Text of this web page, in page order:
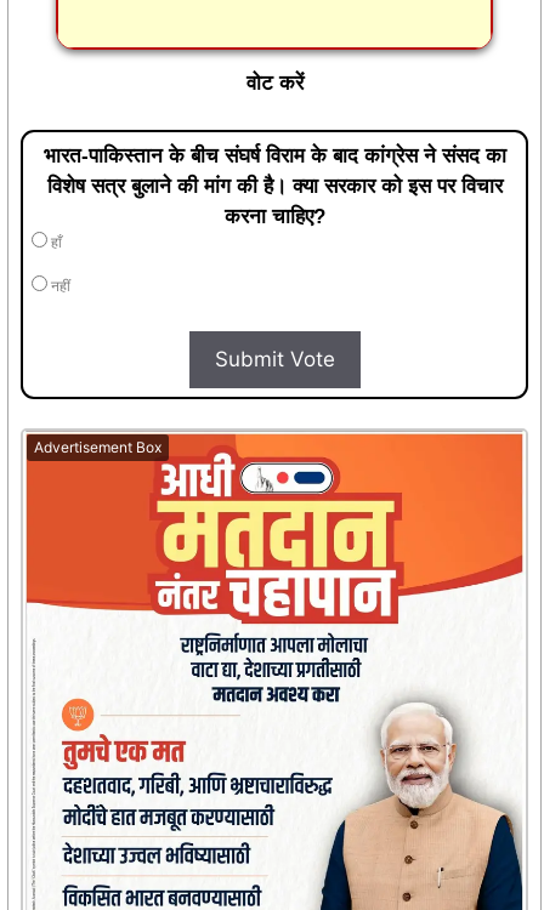
वोट करें
भारत-पाकिस्तान के बीच संघर्ष विराम के बाद कांग्रेस ने संसद का
विशेष सत्र बुलाने की मांग की है। क्या सरकार को इस पर विचार
करना चाहिए?
हाँ
नहीं
Submit Vote
Advertisement Box